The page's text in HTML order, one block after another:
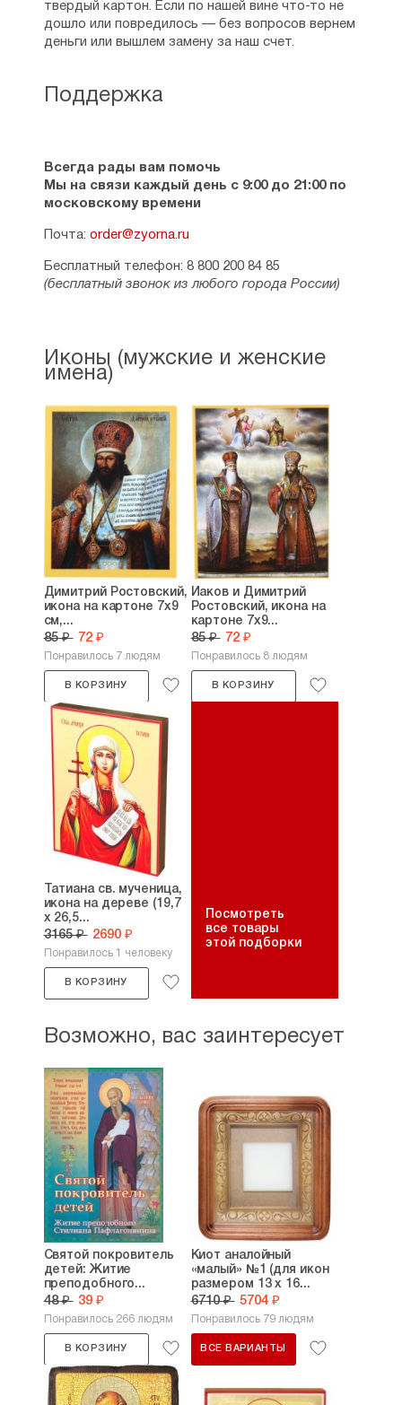
Поддержка
Всегда рады вам помочь
Мы на связи каждый день с 9:00 до 21:00 по
московскому времени
Почта: order@zyorna.ru
Бесплатный телефон: 8 800 200 84 85
(бесплатный звонок из любого города России)
твердый картон. Если по нашей вине что-то не
дошло или повредилось — без вопросов вернем
деньги или вышлем замену за наш счет.
Иконы (мужские и женские
имена)
Димитрий Ростовский,
икона на картоне 7х9
см,...
85 ₽ 72 ₽
Понравилось 7 людям
В КОРЗИНУ
Иаков и Димитрий
Ростовский, икона на
картоне 7х9...
85 ₽ 72 ₽
Понравилось 8 людям
В КОРЗИНУ
Татиана св. мученица,
икона на дереве (19,7
х 26,5...
3165 ₽ 2690 ₽
Понравилось 1 человеку
В КОРЗИНУ
Посмотреть
все товары
этой подборки
Возможно, вас заинтересует
Святой покровитель
детей: Житие
преподобного...
48 ₽ 39 ₽
Понравилось 266 людям
В КОРЗИНУ
Киот аналойный
«малый» №1 (для икон
размером 13 х 16...
6710 ₽ 5704 ₽
Понравилось 79 людям
ВСЕ ВАРИАНТЫ